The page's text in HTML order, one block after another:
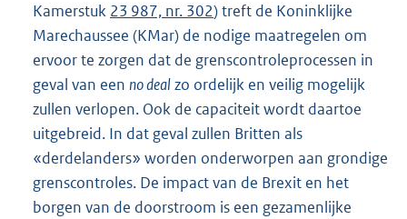
Kamerstuk 23 987, nr. 302) treft de Koninklijke
Marechaussee (KMar) de nodige maatregelen om
ervoor te zorgen dat de grenscontroleprocessen in
geval van een no dealzo ordelijk en veilig mogelijk
zullen verlopen. Ook de capaciteit wordt daartoe
uitgebreid. In dat geval zullen Britten als
«derdelanders» worden onderworpen aan grondige
grenscontroles. De impact van de Brexit en het
borgen van de doorstroom is een gezamenlijke